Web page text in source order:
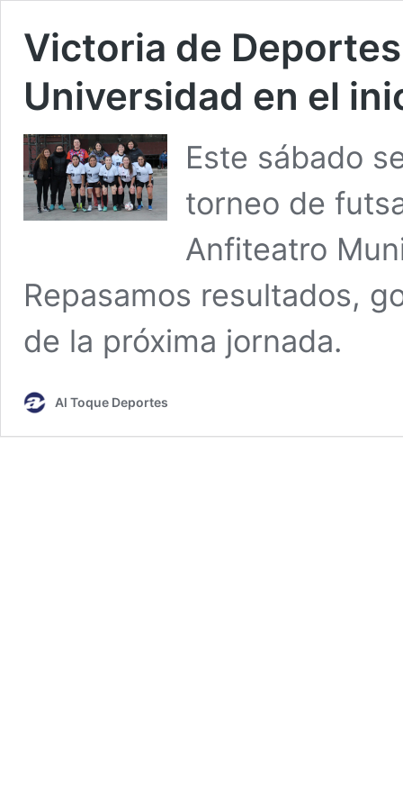
Victoria de
Universidad en el
Este sábado
torneo de
Anfiteatro
Repasamos resultados,
de la próxima jornada.
Al Toque Deportes